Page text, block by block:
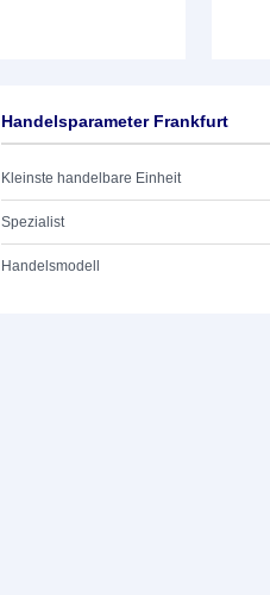
Handelsparameter Frankfurt
Kleinste handelbare Einheit
Spezialist
Handelsmodell